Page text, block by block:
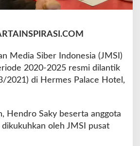
Media Siber Indonesia (JMSI)
2020-2025 resmi dilantik
2021) di Hermes Palace Hotel,
Hendro Saky beserta anggota
dikukuhkan oleh JMSI pusat